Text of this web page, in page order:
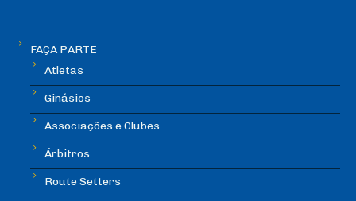
FAÇA PARTE
Atletas
Ginásios
Associações e Clubes
Árbitros
Route Setters